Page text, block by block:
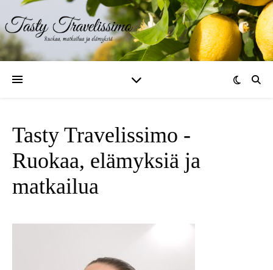
Tasty Travelissimo -
Ruokaa, elämyksiä ja
matkailua